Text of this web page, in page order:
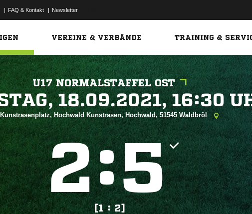
| FAQ & Kontakt | Newsletter
VEREINE & VERBÄNDE TRAINING &
U17 NORMALSTAFFEL OST
 
Kunstrasenplatz, Hochwald Kunstrasen, Hochwald, 51545 Waldbröl
:
[1 : 2]